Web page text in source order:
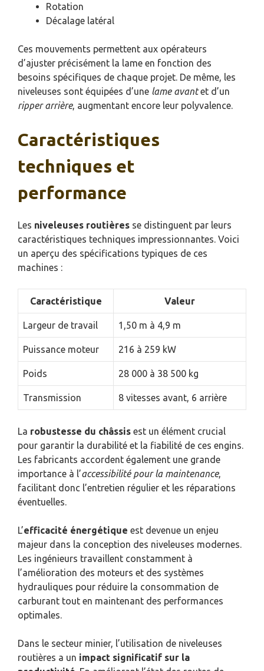
Rotation
Décalage latéral
Ces mouvements permettent aux opérateurs
d’ajuster précisément la lame en fonction des
besoins spécifiques de chaque projet. De même, les
niveleuses sont équipées d’une lame avantet d’un
ripper arrière, augmentant encore leur polyvalence.
Caractéristiques
techniques et
performance
Les niveleuses routières se distinguent par leurs
caractéristiques techniques impressionnantes. Voici
un aperçu des spécifications typiques de ces
machines :
Caractéristique Valeur
Largeur de travail 1,50 m à 4,9 m
Puissance moteur 216 à 259 kW
Poids 28 000 à 38 500 kg
Transmission 8 vitesses avant, 6 arrière
La robustesse du châssis est un élément crucial
pour garantir la durabilité et la fiabilité de ces engins.
Les fabricants accordent également une grande
importance à l’accessibilité pour la maintenance,
facilitant donc l’entretien régulier et les réparations
éventuelles.
L’efficacité énergétique est devenue un enjeu
majeur dans la conception des niveleuses modernes.
Les ingénieurs travaillent constamment à
l’amélioration des moteurs et des systèmes
hydrauliques pour réduire la consommation de
carburant tout en maintenant des performances
optimales.
Dans le secteur minier, l’utilisation de niveleuses
routières a un impact significatif sur la